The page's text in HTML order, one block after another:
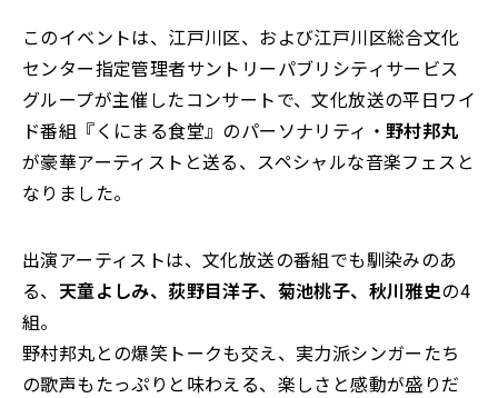
このイベントは、江戸川区、および江戸川区総合文化
センター指定管理者サントリーパブリシティサービス
グループが主催したコンサートで、文化放送の平日ワイ
ド番組『くにまる食堂』のパーソナリティ・ 野村邦丸
が豪華アーティストと送る、スペシャルな音楽フェスと
なりました。
出演アーティストは、文化放送の番組でも馴染みのあ
る、 天童よしみ、荻野目洋子、菊池桃子、秋川雅史の4
組。
野村邦丸との爆笑トークも交え、実力派シンガーたち
の歌声もたっぷりと味わえる、楽しさと感動が盛りだ